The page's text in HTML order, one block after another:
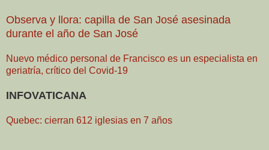
Observa y llora: capilla de San José asesinada
durante el año de San José
Nuevo médico personal de Francisco es un especialista en
geriatría, crítico del Covid-19
INFOVATICANA
Quebec: cierran 612 iglesias en 7 años